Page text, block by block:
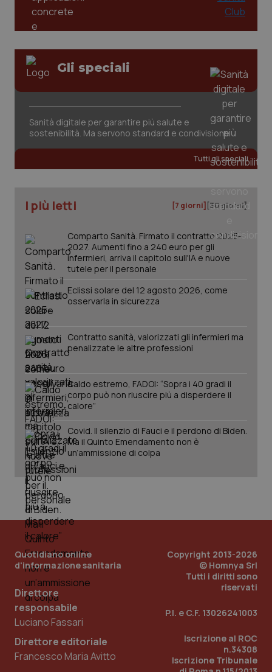
Gli speciali
Sanità digitale per garantire più salute e
sostenibilità. Ma servono standard e condivisione
Tutti gli speciali
I più letti [7 giorni] [30 giorni]
Comparto Sanità. Firmato il contratto 2025-
2027. Aumenti fino a 240 euro per gli
infermieri, arriva il capitolo sull'IA e nuove
tutele per il personale
Eclissi solare del 12 agosto 2026, come
osservarla in sicurezza
Contratto sanità, valorizzati gli infermieri ma
penalizzate le altre professioni
Caldo estremo, FADOI: “Sopra i 40 gradi il
corpo può non riuscire più a disperdere il
calore”
Covid. Il silenzio di Fauci e il perdono di Biden.
Ma il Quinto Emendamento non è
un’ammissione di colpa
Quotidiano online
d'informazione sanitaria
Direttore
responsabile
Luciano Fassari
Direttore editoriale
Francesco Maria Avitto
Copyright 2013-2026
© Homnya Srl
Tutti i diritti sono
riservati
P.I. e C.F. 13026241003
Iscrizione al ROC
n.34308
Iscrizione Tribunale
tracking-enable
session-id
www.quotidianosanita.it